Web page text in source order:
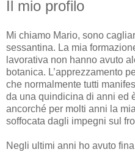
Il mio profilo
Mi chiamo Mario, sono
sessantina. La mia
lavorativa non hanno avuto
botanica. L’apprezzamento
che normalmente tutti
da una quindicina di anni ed
ancorché per molti anni la
soffocata dagli impegni sul
Negli ultimi anni ho avuto